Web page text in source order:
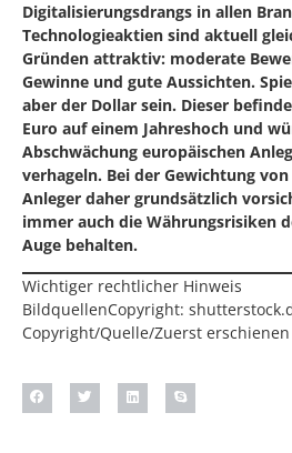
Digitalisierungsdrangs in allen
Technologieaktien sind aktuell
Gründen attraktiv: moderate
Gewinne und gute Aussichten.
aber der Dollar sein. Dieser
Euro auf einem Jahreshoch und
Abschwächung europäischen
verhageln. Bei der Gewichtung
Anleger daher grundsätzlich
immer auch die Währungsrisiken
Auge behalten.
Wichtiger rechtlicher Hinweis
BildquellenCopyright:
Copyright/Quelle/Zuerst